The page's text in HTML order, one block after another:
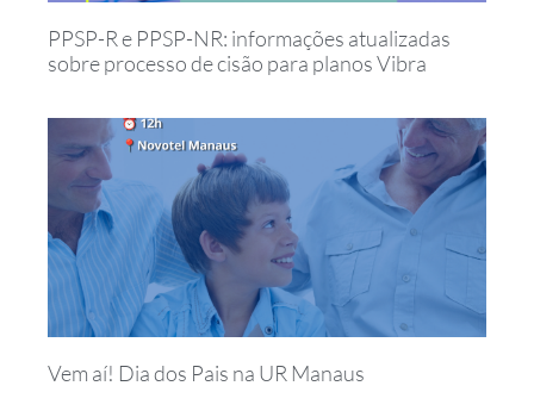
PPSP-R e PPSP-NR: informações atualizadas
sobre processo de cisão para planos Vibra
Vem aí! Dia dos Pais na UR Manaus